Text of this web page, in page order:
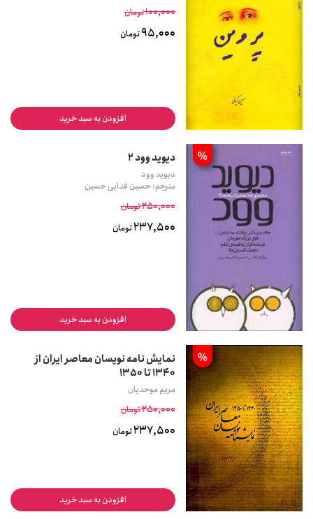
100,000تومان
95,000تومان
افزودن به سبد خرید
% دیوید وود 2
دیوید وود
مترجم: حسین فدایی حسین
250,000تومان
237,500تومان
افزودن به سبد خرید
%
نمایش نامه نویسان معاصر ایران از
1340 تا 1350
مریم موحدیان
250,000تومان
237,500تومان
افزودن به سبد خرید